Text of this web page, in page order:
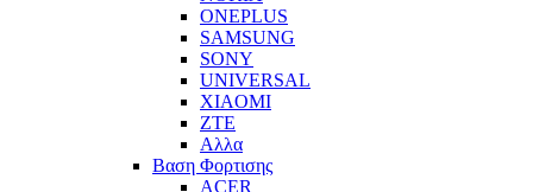
ONEPLUS
SAMSUNG
SONY
UNIVERSAL
XIAOMI
ZTE
Αλλα
Βαση Φορτισης
ACER